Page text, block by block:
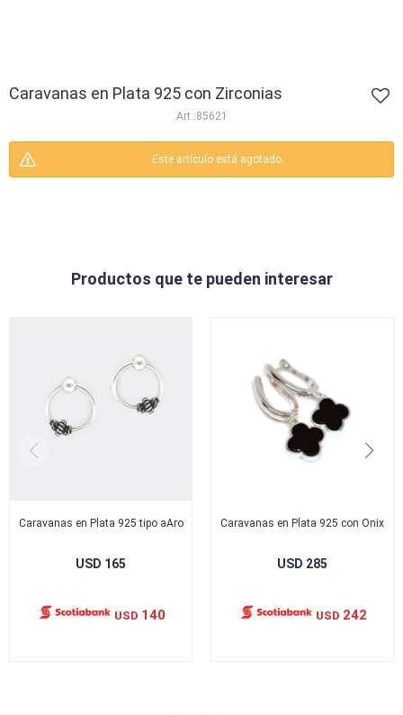
Caravanas en Plata 925 con Zirconias
85621
Este artículo está agotado.
Productos que te pueden interesar
Caravanas en Plata 925 tipo aAro
USD 165
USD 140
Caravanas en Plata 925 con Onix
USD 285
USD 242